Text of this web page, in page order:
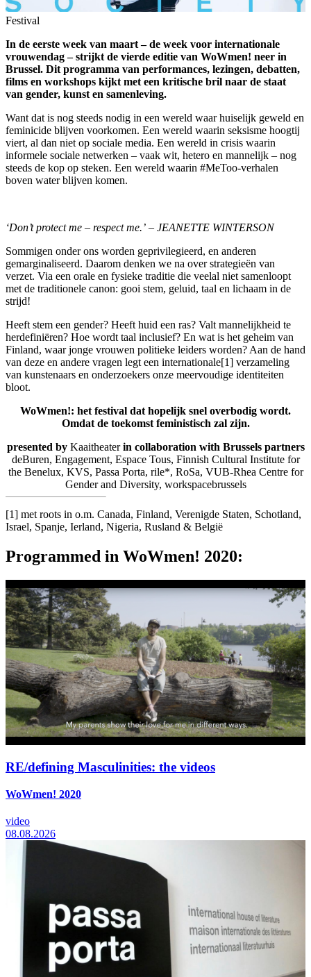
Festival
In de eerste week van maart – de week voor internationale
vrouwendag – strijkt de vierde editie van WoWmen! neer in
Brussel. Dit programma van performances, lezingen, debatten,
films en workshops kijkt met een kritische bril naar de staat
van gender, kunst en samenleving.
Want dat is nog steeds nodig in een wereld waar huiselijk geweld en
feminicide blijven voorkomen. Een wereld waarin seksisme hoogtij
viert, al dan niet op sociale media. Een wereld in crisis waarin
informele sociale netwerken – vaak wit, hetero en mannelijk – nog
steeds de kop op steken. Een wereld waarin #MeToo-verhalen
boven water blijven komen.
‘Don’t protect me – respect me.’ – JEANETTE WINTERSON
Sommigen onder ons worden geprivilegieerd, en anderen
gemarginaliseerd. Daarom denken we na over strategieën van
verzet. Via een orale en fysieke traditie die veelal niet samenloopt
met de traditionele canon: gooi stem, geluid, taal en lichaam in de
strijd!
Heeft stem een gender? Heeft huid een ras? Valt mannelijkheid te
herdefiniëren? Hoe wordt taal inclusief? En wat is het geheim van
Finland, waar jonge vrouwen politieke leiders worden? Aan de hand
van deze en andere vragen legt een internationale[1] verzameling
van kunstenaars en onderzoekers onze meervoudige identiteiten
bloot.
WoWmen!: het festival dat hopelijk snel overbodig wordt.
Omdat de toekomst feministisch zal zijn.
presented byKaaitheaterin collaboration with Brussels partners
deBuren, Engagement, Espace Tous, Finnish Cultural Institute for
the Benelux, KVS, Passa Porta, rile*, RoSa, VUB-Rhea Centre for
Gender and Diversity, workspacebrussels
[1] met roots in o.m. Canada, Finland, Verenigde Staten, Schotland,
Israel, Spanje, Ierland, Nigeria, Rusland & België
Programmed in WoWmen! 2020:
RE/defining Masculinities: the videos
WoWmen! 2020
video
08.08.2026